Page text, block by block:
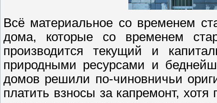
Всё материальное со временем
дома, которые со временем
производится текущий и
природными ресурсами и
домов решили по-чиновничьи
платить взносы за капремонт,